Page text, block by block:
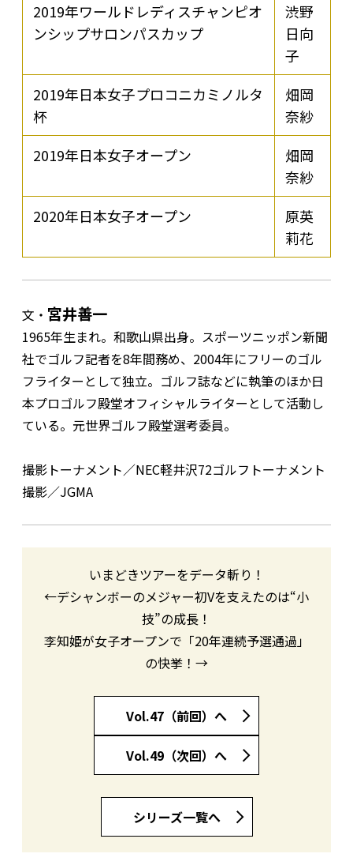
2019年ワールドレディスチャンピオ
ンシップサロンパスカップ
渋野
日向
子
2019年日本女子プロコニカミノルタ
杯
畑岡
奈紗
2019年日本女子オープン
畑岡
奈紗
2020年日本女子オープン
原英
莉花
文・ 宮井善一
1965年生まれ。和歌山県出身。スポーツニッポン新聞
社でゴルフ記者を8年間務め、2004年にフリーのゴル
フライターとして独立。ゴルフ誌などに執筆のほか日
本プロゴルフ殿堂オフィシャルライターとして活動し
ている。元世界ゴルフ殿堂選考委員。
撮影トーナメント／NEC軽井沢72ゴルフトーナメント
撮影／JGMA
いまどきツアーをデータ斬り！
←デシャンボーのメジャー初Vを支えたのは“小
技”の成長！
李知姫が女子オープンで「20年連続予選通過」
の快挙！→
Vol.47（前回）へ
Vol.49（次回）へ
シリーズ一覧へ